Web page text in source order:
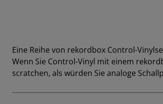
Eine Reihe von rekordbox Control-
Wenn Sie Control-Vinyl mit einem
scratchen, als würden Sie analoge